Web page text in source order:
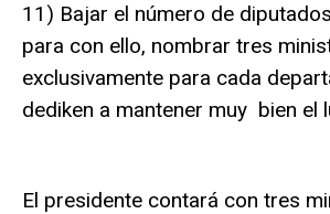
11) Bajar el número de
para con ello, nombrar tres
exclusivamente para cada
dediken a mantener muy bien el
El presidente contará con tres